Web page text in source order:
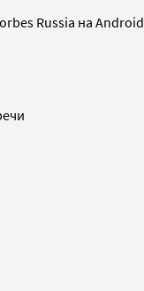
Russia на Android